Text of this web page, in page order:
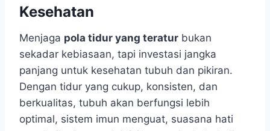
Kesehatan
Menjaga pola tidur yang teratur bukan
sekadar kebiasaan, tapi investasi jangka
panjang untuk kesehatan tubuh dan pikiran.
Dengan tidur yang cukup, konsisten, dan
berkualitas, tubuh akan berfungsi lebih
optimal, sistem imun menguat, suasana hati